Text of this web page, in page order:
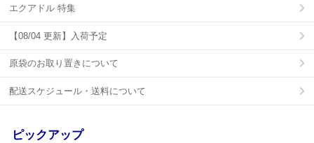
エクアドル 特集
【08/04 更新】入荷予定
原袋のお取り置きについて
配送スケジュール・送料について
ピックアップ